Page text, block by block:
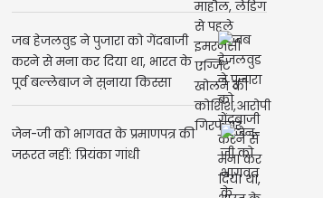
गिरफ्तार
जब हेजलवुड ने पुजारा को गेंदबाजी
करने से मना कर दिया था, भारत के
पूर्व बल्लेबाज ने सुनाया किस्सा
जेन-जी को भागवत के प्रमाणपत्र की
जरूरत नहीं: प्रियंका गांधी